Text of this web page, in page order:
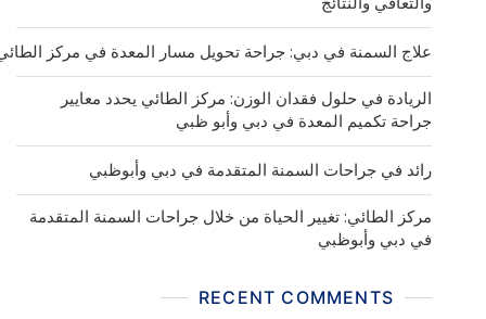
علاج السمنة في دبي: جراحة تحويل مسار المعدة في مركز الطائي
الريادة في حلول فقدان الوزن: مركز الطائي يحدد معايير
جراحة تكميم المعدة في دبي وأبو ظبي
رائد في جراحات السمنة المتقدمة في دبي وأبوظبي
مركز الطائي: تغيير الحياة من خلال جراحات السمنة المتقدمة
في دبي وأبوظبي
RECENT COMMENTS